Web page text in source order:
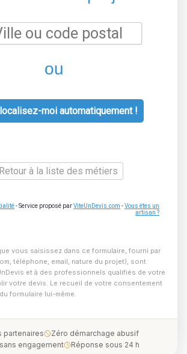
ou
moi automatiquement !
Retour à la liste des métiers
- Service proposé parViteUnDevis.com -Vous êtes un
artisan ?
vous saisissez dans ce formulaire, fourni par
téléphone, email, nature du projet), sont
et à des professionnels qualifiés de votre
votre devis. Le recueil de votre consentement
formulaire lui-même.
partenaires
Zéro démarchage abusif
engagement
Réponse sous 24 h